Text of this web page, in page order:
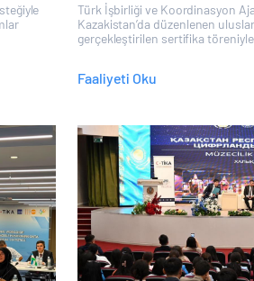
Türk İşbirliği ve Koordinasyon
Kazakistan’da düzenlenen
gerçekleştirilen sertifika
Faaliyeti Oku